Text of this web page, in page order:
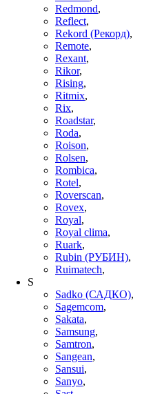
Redmond,
Reflect,
Rekord (Рекорд),
Remote,
Rexant,
Rikor,
Rising,
Ritmix,
Rix,
Roadstar,
Roda,
Roison,
Rolsen,
Rombica,
Rotel,
Roverscan,
Rovex,
Royal,
Royal clima,
Ruark,
Rubin (РУБИН),
Ruimatech,
S
Sadko (САДКО),
Sagemcom,
Sakata,
Samsung,
Samtron,
Sangean,
Sansui,
Sanyo,